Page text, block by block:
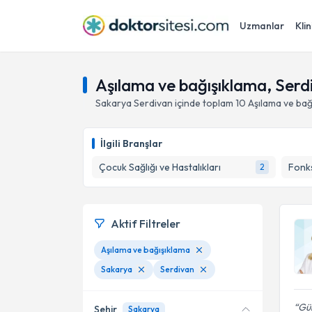
Uzmanlar
Aşılama ve bağışıklama,
Sakarya Serdivan içinde toplam 10 Aşılama ve
İlgili Branşlar
Çocuk Sağlığı ve Hastalıkları
2
Aktif Filtreler
Aşılama ve bağışıklama
Sakarya
Serdivan
Şehir Sakarya